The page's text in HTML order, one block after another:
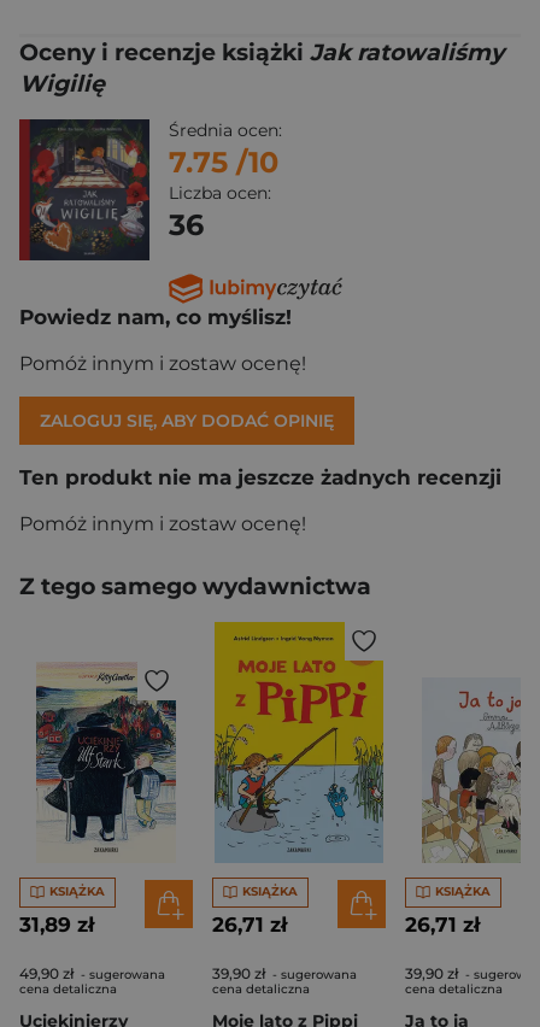
Oceny i recenzje książki Jak ratowaliśmy
Wigilię
Średnia ocen:
7.75 /10
Liczba ocen:
36
Powiedz nam, co myślisz!
Pomóż innym i zostaw ocenę!
ZALOGUJ SIĘ, ABY DODAĆ OPINIĘ
Ten produkt nie ma jeszcze żadnych recenzji
Pomóż innym i zostaw ocenę!
Z tego samego wydawnictwa
KSIĄŻKA
31,89 zł
49,90 zł - sugerowana
cena detaliczna
Uciekinierzy
KSIĄŻKA
26,71 zł
39,90 zł - sugerowana
cena detaliczna
Moje lato z Pippi
KSIĄŻKA
26,71 zł
39,90 zł -
cena detaliczna
Ja to ja